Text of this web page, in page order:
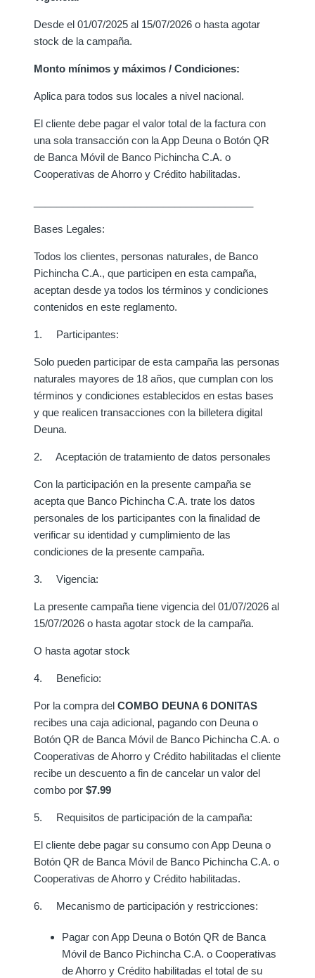
Desde el 01/07/2025 al 15/07/2026 o hasta agotar
stock de la campaña.
Monto mínimos y máximos / Condiciones:
Aplica para todos sus locales a nivel nacional.
El cliente debe pagar el valor total de la factura con
una sola transacción con la App Deuna o Botón QR
de Banca Móvil de Banco Pichincha C.A. o
Cooperativas de Ahorro y Crédito habilitadas.
Bases Legales:
Todos los clientes, personas naturales, de Banco
Pichincha C.A., que participen en esta campaña,
aceptan desde ya todos los términos y condiciones
contenidos en este reglamento.
1. Participantes:
Solo pueden participar de esta campaña las personas
naturales mayores de 18 años, que cumplan con los
términos y condiciones establecidos en estas bases
y que realicen transacciones con la billetera digital
Deuna.
2. Aceptación de tratamiento de datos personales
Con la participación en la presente campaña se
acepta que Banco Pichincha C.A. trate los datos
personales de los participantes con la finalidad de
verificar su identidad y cumplimiento de las
condiciones de la presente campaña.
3. Vigencia:
La presente campaña tiene vigencia del 01/07/2026 al
15/07/2026 o hasta agotar stock de la campaña.
O hasta agotar stock
4. Beneficio:
Por la compra del COMBO DEUNA 6 DONITAS
recibes una caja adicional, pagando con Deuna o
Botón QR de Banca Móvil de Banco Pichincha C.A. o
Cooperativas de Ahorro y Crédito habilitadas el cliente
recibe un descuento a fin de cancelar un valor del
combo por $7.99
5. Requisitos de participación de la campaña:
El cliente debe pagar su consumo con App Deuna o
Botón QR de Banca Móvil de Banco Pichincha C.A. o
Cooperativas de Ahorro y Crédito habilitadas.
6. Mecanismo de participación y restricciones:
Pagar con App Deuna o Botón QR de Banca
Móvil de Banco Pichincha C.A. o Cooperativas
de Ahorro y Crédito habilitadas el total de su